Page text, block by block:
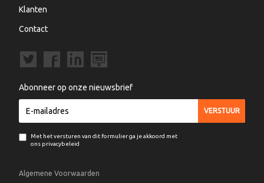
Klanten
Contact
Abonneer op onze nieuwsbrief
Met het versturen van dit formulier ga je akkoord met
ons privacybeleid
Algemene Voorwaarden